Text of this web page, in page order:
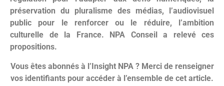
préservation du pluralisme des médias, l’audiovisuel
public pour le renforcer ou le réduire, l’ambition
culturelle de la France. NPA Conseil a relevé ces
propositions.
Vous êtes abonnés à l’Insight NPA ? Merci de renseigner
vos identifiants pour accéder à l’ensemble de cet article.